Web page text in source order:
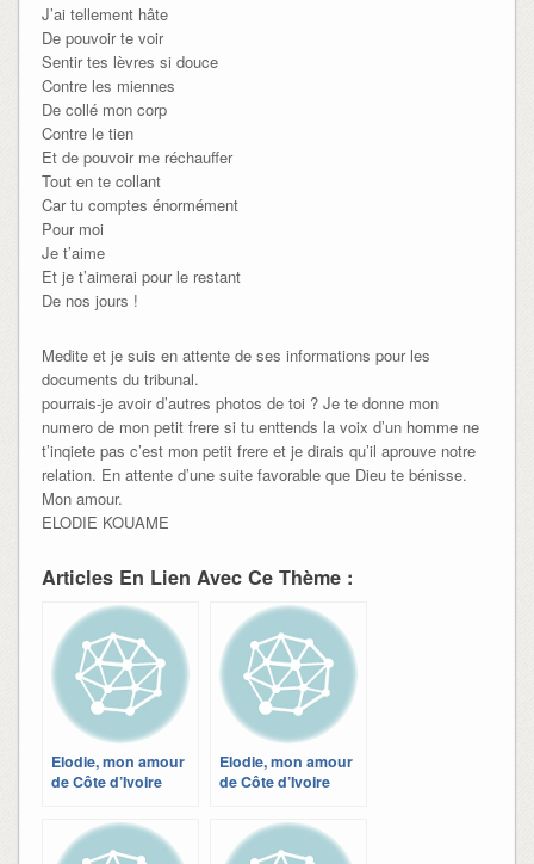
J’ai tellement hâte
De pouvoir te voir
Sentir tes lèvres si douce
Contre les miennes
De collé mon corp
Contre le tien
Et de pouvoir me réchauffer
Tout en te collant
Car tu comptes énormément
Pour moi
Je t’aime
Et je t’aimerai pour le restant
De nos jours !
Medite et je suis en attente de ses informations pour les
documents du tribunal.
pourrais-je avoir d’autres photos de toi ? Je te donne mon
numero de mon petit frere si tu enttends la voix d’un homme ne
t’inqiete pas c’est mon petit frere et je dirais qu’il aprouve notre
relation. En attente d’une suite favorable que Dieu te bénisse.
Mon amour.
ELODIE KOUAME
Articles En Lien Avec Ce Thème :
Elodie, mon amour
de Côte d’Ivoire
Elodie, mon amour
de Côte d’Ivoire